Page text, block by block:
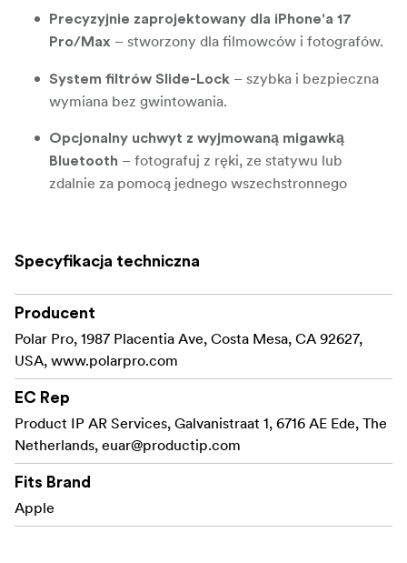
Precyzyjnie zaprojektowany dla iPhone'a 17
Pro/Max – stworzony dla filmowców i fotografów.
System filtrów Slide-Lock – szybka i bezpieczna
wymiana bez gwintowania.
Opcjonalny uchwyt z wyjmowaną migawką
Bluetooth – fotografuj z ręki, ze statywu lub
zdalnie za pomocą jednego wszechstronnego
kompatybilny z istniejącym sprzętem do ładowania
Adapter filtra 67 mm (opcjonalny)
swoich ulubionych filtrów 67 mm z iPhone'em.
Zestaw reżyserski– zawiera etui, uchwyt,
zdejmowaną migawkę Bluetooth, filtr VND 2–5, filtr
CineGold i filtr ShortStache Everyday.
Specyfikacja techniczna
Producent
Polar Pro, 1987 Placentia Ave, Costa Mesa, CA 92627,
USA, www.polarpro.com
EC Rep
Product IP AR Services, Galvanistraat 1, 6716 AE Ede, The
Netherlands, euar@productip.com
Fits Brand
Apple